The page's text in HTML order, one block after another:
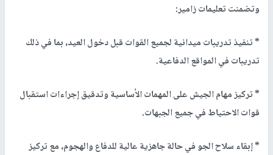
وتضمنت تعليمات زامير:
* تنفيذ تدريبات ميدانية لجميع القوات قبل دخول العيد، بما في ذلك
تدريبات في المواقع الدفاعية.
* تركيز مهام الجيش على المهمات الأساسية وتدقيق إجراءات استقبال
قوات الاحتياط في جميع الجبهات.
* إبقاء سلاح الجو في حالة جاهزية عالية للدفاع والهجوم، مع تركيز